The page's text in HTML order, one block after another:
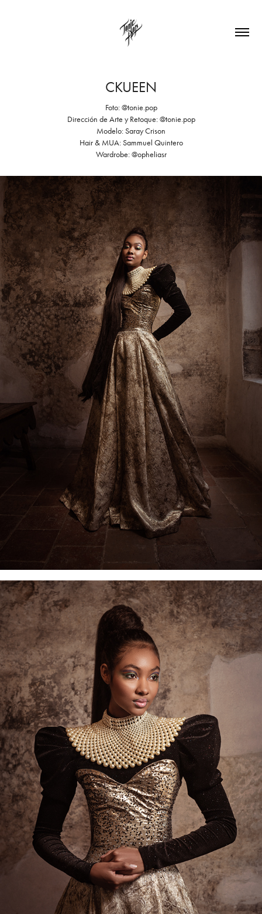
CKUEEN
Foto: @tonie.pop
Dirección de Arte y Retoque: @tonie.pop
Modelo: Saray Crison
Hair & MUA: Sammuel Quintero
Wardrobe: @opheliasr